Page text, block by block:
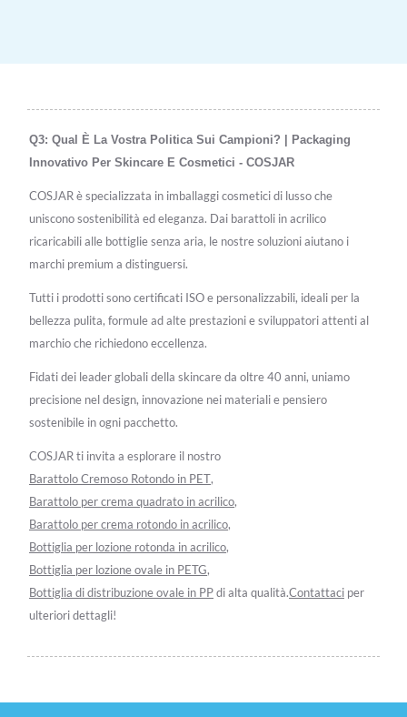
Q3: Qual È La Vostra Politica Sui Campioni? | Packaging
Innovativo Per Skincare E Cosmetici - COSJAR
COSJAR è specializzata in imballaggi cosmetici di lusso che
uniscono sostenibilità ed eleganza. Dai barattoli in acrilico
ricaricabili alle bottiglie senza aria, le nostre soluzioni aiutano i
marchi premium a distinguersi.
Tutti i prodotti sono certificati ISO e personalizzabili, ideali per la
bellezza pulita, formule ad alte prestazioni e sviluppatori attenti al
marchio che richiedono eccellenza.
Fidati dei leader globali della skincare da oltre 40 anni, uniamo
precisione nel design, innovazione nei materiali e pensiero
sostenibile in ogni pacchetto.
COSJAR ti invita a esplorare il nostro
Barattolo Cremoso Rotondo in PET,
Barattolo per crema quadrato in acrilico,
Barattolo per crema rotondo in acrilico,
Bottiglia per lozione rotonda in acrilico,
Bottiglia per lozione ovale in PETG,
Bottiglia di distribuzione ovale in PPdi alta qualità.Contattaci per
ulteriori dettagli!